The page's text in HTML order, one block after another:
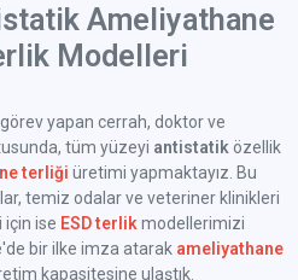
Ameliyathane
Modelleri
yapan cerrah, doktor ve
tüm yüzeyi antistatik özellik
terliği üretimi yapmaktayız. Bu
temiz odalar ve veteriner klinikleri
için ise ESD terlik modellerimizi
bir ilke imza atarak ameliyathane
kapasitesine ulaştık.